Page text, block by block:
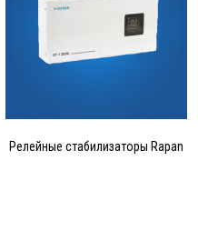
Релейные стабилизаторы Rapan